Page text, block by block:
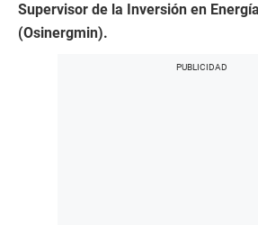
Supervisor de la Inversión en
(Osinergmin).